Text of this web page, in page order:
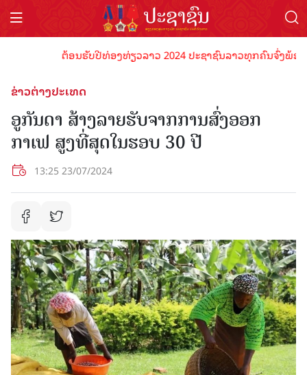
ຕ້ອນຮັບປີທ່ອງທ່ຽວລາວ 2024 ປະຊາຊົນລາວທຸກຄົນຈົ່ງພ້ອມ
ຂ່າວຕ່າງປະເທດ
ອູກັນດາ ສ້າງລາຍຮັບຈາກການສົ່ງອອກ
ກາເຟ ສູງທີ່ສຸດໃນຮອບ 30 ປີ
13:25 23/07/2024